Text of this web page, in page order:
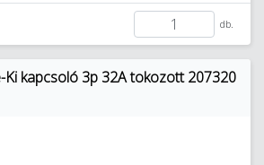
db.
Ki kapcsoló 3p 32A tokozott 207320